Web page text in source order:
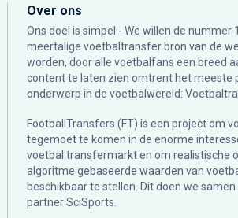
Over ons
Ons doel is simpel - We willen de nummer 1
meertalige voetbaltransfer bron van de
worden, door alle voetbalfans een breed
content te laten zien omtrent het meeste
onderwerp in de voetbalwereld:
FootballTransfers (FT) is een project om
tegemoet te komen in de enorme
voetbal transfermarkt en om realistische
algoritme gebaseerde waarden van
beschikbaar te stellen. Dit doen we
partnerSciSports